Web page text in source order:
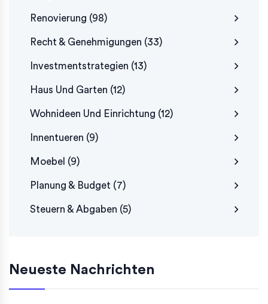
Renovierung (98)
Recht & Genehmigungen (33)
Investmentstrategien (13)
Haus Und Garten (12)
Wohnideen Und Einrichtung (12)
Innentueren (9)
Moebel (9)
Planung & Budget (7)
Steuern & Abgaben (5)
Neueste Nachrichten